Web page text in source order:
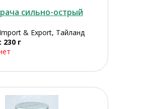
сильно-острый
& Export, Тайланд
230 г